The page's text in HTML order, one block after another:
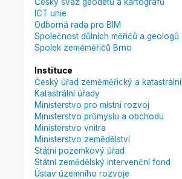
ICT unie
Odborná rada pro BIM
Společnost důlních měřičů a geologů
Spolek zeměměřičů Brno
Instituce
Český úřad zeměměřický a katastrální
Katastrální úřady
Ministerstvo pro místní rozvoj
Ministerstvo průmyslu a obchodu
Ministerstvo vnitra
Ministerstvo zemědělství
Státní pozemkový úřad
Státní zemědělský intervenční fond
Ústav územního rozvoje